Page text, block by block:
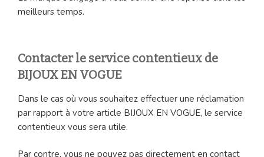
meilleurs temps.
Contacter le service contentieux de
BIJOUX EN VOGUE
Dans le cas où vous souhaitez effectuer une réclamation
par rapport à votre article BIJOUX EN VOGUE, le service
contentieux vous sera utile.
Par contre, vous ne pouvez pas directement en contact